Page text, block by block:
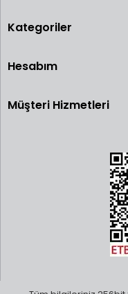
Kategoriler
Hesabım
Müşteri Hizmetleri